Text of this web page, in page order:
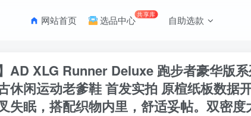
网站首页 选品中心共享库 自助选款
AD XLG Runner Deluxe 跑步者豪华版
休闲运动老爹鞋 首发实拍 原楦纸板数据
失眠，搭配织物内里，舒适妥帖。双密